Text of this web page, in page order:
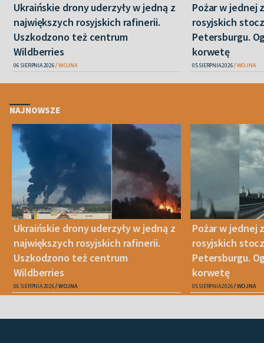
Ukraińskie drony uderzyły w jedną z
największych rosyjskich rafinerii.
Uszkodzono też centrum
Wildberries
06 SIERPNIA 2026 WOJNA
Pożar w jednej
rosyjskich
Petersburgu.
korwetę
05 SIERPNIA 2026 WOJNA
NAJNOWSZE
Ukraińskie drony uderzyły w jedną z
największych rosyjskich rafinerii.
Uszkodzono też centrum
Wildberries
06 SIERPNIA 2026 WOJNA
Pożar w jednej
rosyjskich
Petersburgu.
korwetę
05 SIERPNIA 2026 WOJNA